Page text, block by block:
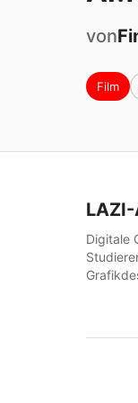
von
Film
Digitale